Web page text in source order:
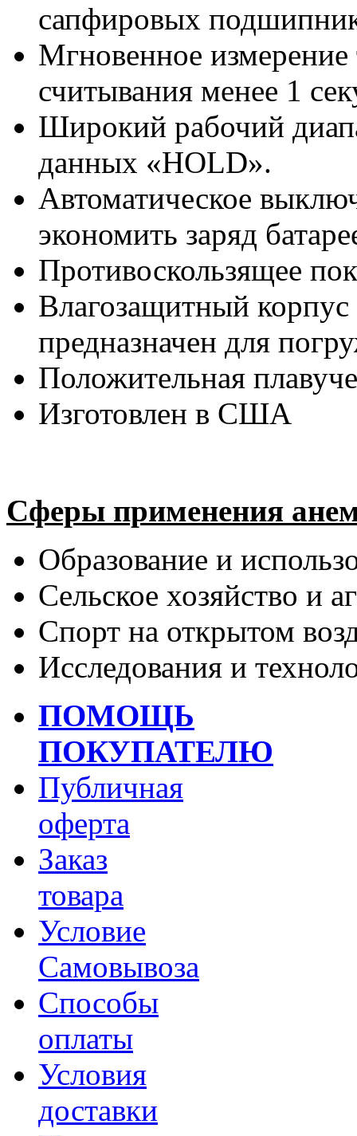
сапфировых
Мгновенное измерение
считывания менее 1
Широкий рабочий
данных «HOLD».
Автоматическое
экономить заряд
Противоскользящее
Влагозащитный
предназначен для
Положительная
Изготовлен в США
Сферы применения
Образование и
Сельское хозяйство и
Спорт на открытом
Исследования и
ПОМОЩЬ
ПОКУПАТЕЛЮ
Публичная
оферта
Заказ
товара
Условие
Самовывоза
Способы
оплаты
Условия
доставки